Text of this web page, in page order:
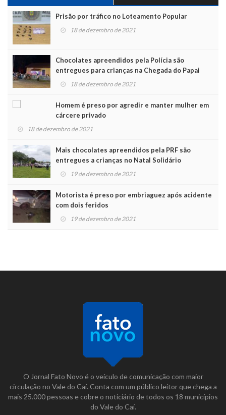
Prisão por tráfico no Loteamento Popular
18 de dezembro de 2021
Chocolates apreendidos pela Polícia são
entregues para crianças na Chegada do Papai
Noel
18 de dezembro de 2021
Homem é preso por agredir e manter mulher em
cárcere privado
18 de dezembro de 2021
Mais chocolates apreendidos pela PRF são
entregues a crianças no Natal Solidário
19 de dezembro de 2021
Motorista é preso por embriaguez após acidente
com dois feridos
19 de dezembro de 2021
O Jornal Fato Novo é o veículo de comunicação com maior
circulação no Vale do Caí. Conta com um público leitor que chega a
mais 25.000 pessoas e cobre o noticiário de todos os 18 municípios
do Vale do Caí.